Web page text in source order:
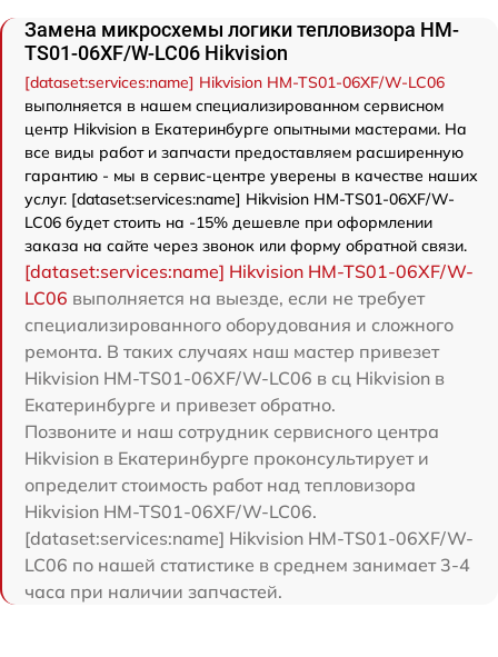
Замена микросхемы логики тепловизора HM-
TS01-06XF/W-LC06 Hikvision
[dataset:services:name] Hikvision HM-TS01-06XF/W-LC06
выполняется в нашем специализированном сервисном
центр Hikvision в Екатеринбурге опытными мастерами. На
все виды работ и запчасти предоставляем расширенную
гарантию - мы в сервис-центре уверены в качестве наших
услуг. [dataset:services:name] Hikvision HM-TS01-06XF/W-
LC06 будет стоить на -15% дешевле при оформлении
заказа на сайте через звонок или форму обратной связи.
[dataset:services:name] Hikvision HM-TS01-06XF/W-
LC06 выполняется на выезде, если не требует
специализированного оборудования и сложного
ремонта. В таких случаях наш мастер привезет
Hikvision HM-TS01-06XF/W-LC06 в сц Hikvision в
Екатеринбурге и привезет обратно.
Позвоните и наш сотрудник сервисного центра
Hikvision в Екатеринбурге проконсультирует и
определит стоимость работ над тепловизора
Hikvision HM-TS01-06XF/W-LC06.
[dataset:services:name] Hikvision HM-TS01-06XF/W-
LC06 по нашей статистике в среднем занимает 3-4
часа при наличии запчастей.